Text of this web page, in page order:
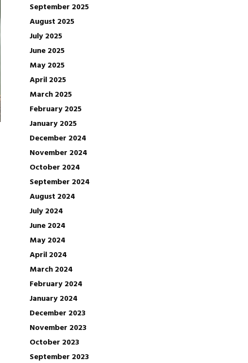
September 2025
August 2025
July 2025
June 2025
May 2025
April 2025
March 2025
February 2025
January 2025
December 2024
November 2024
October 2024
September 2024
August 2024
July 2024
June 2024
May 2024
April 2024
March 2024
February 2024
January 2024
December 2023
November 2023
October 2023
September 2023